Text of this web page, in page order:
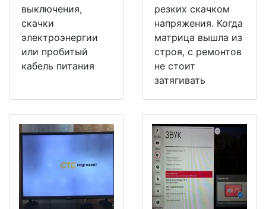
выключения,
скачки
электроэнергии
или пробитый
кабель питания
резких скачком
напряжения. Когда
матрица вышла из
строя, с ремонтов
не стоит
затягивать